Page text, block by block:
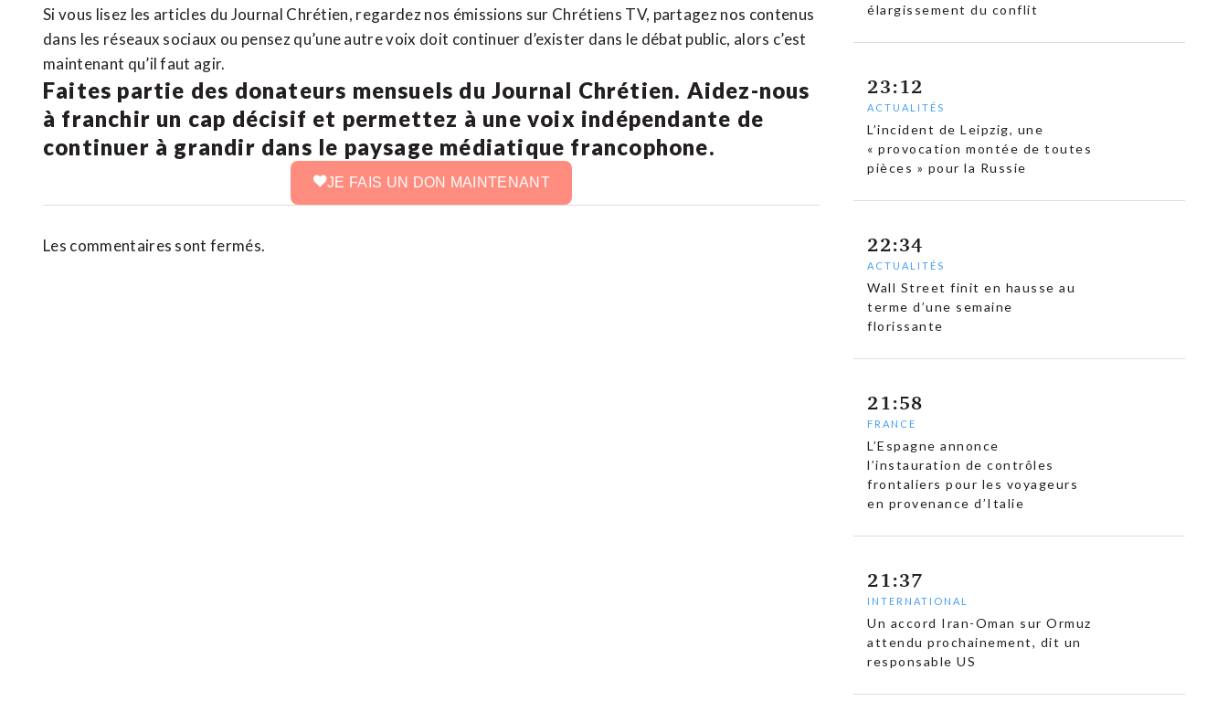
Si vous lisez les articles du Journal Chrétien, regardez nos émissions sur Chrétiens TV, partagez nos contenus
dans les réseaux sociaux ou pensez qu’une autre voix doit continuer d’exister dans le débat public, alors c’est
maintenant qu’il faut agir.
Faites partie des donateurs mensuels du Journal Chrétien. Aidez-nous
à franchir un cap décisif et permettez à une voix indépendante de
continuer à grandir dans le paysage médiatique francophone.
JE FAIS UN DON MAINTENANT
Les commentaires sont fermés.
élargissement du conflit
23:12
ACTUALITÉS
L’incident de Leipzig, une
« provocation montée de toutes
pièces » pour la Russie
22:34
ACTUALITÉS
Wall Street finit en hausse au
terme d’une semaine
florissante
21:58
FRANCE
L’Espagne annonce
l’instauration de contrôles
frontaliers pour les voyageurs
en provenance d’Italie
21:37
INTERNATIONAL
Un accord Iran-Oman sur Ormuz
attendu prochainement, dit un
responsable US